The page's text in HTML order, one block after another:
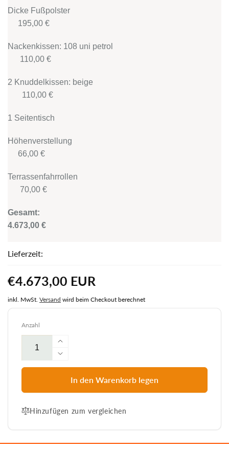
Dicke Fußpolster
195,00 €
Nackenkissen: 108 uni petrol
110,00 €
2 Knuddelkissen: beige
110,00 €
1 Seitentisch
Höhenverstellung
66,00 €
Terrassenfahrrollen
70,00 €
Gesamt:
4.673,00 €
Lieferzeit:
Normaler
Preis
€4.673,00 EUR
inkl. MwSt. Versand wird beim Checkout berechnet
Anzahl
Erhöhe
die
Menge
-
Modell
Juist
Verringere
die
Menge
für
kaufen
Heringsdorf
Modell
In den Warenkorb legen
Hinzufügen zum vergleichen